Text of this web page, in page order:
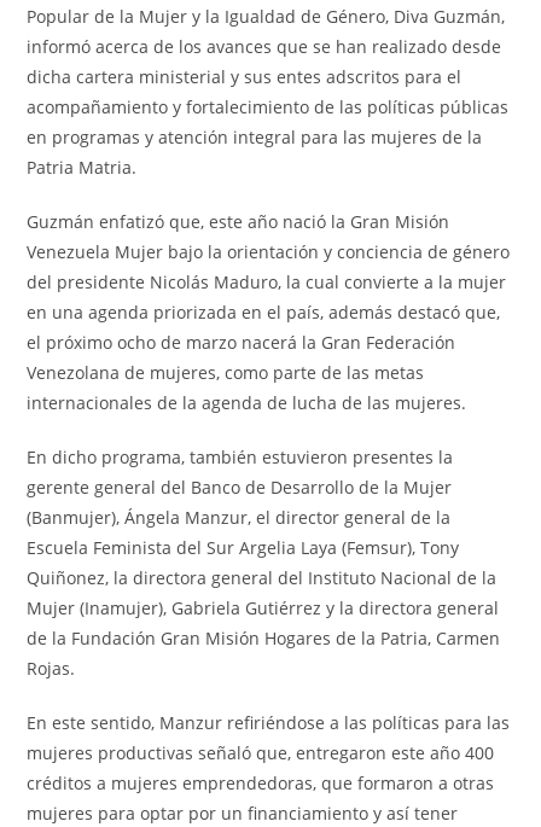
Popular de la Mujer y la Igualdad de Género, Diva Guzmán,
informó acerca de los avances que se han realizado desde
dicha cartera ministerial y sus entes adscritos para el
acompañamiento y fortalecimiento de las políticas públicas
en programas y atención integral para las mujeres de la
Patria Matria.
Guzmán enfatizó que, este año nació la Gran Misión
Venezuela Mujer bajo la orientación y conciencia de género
del presidente Nicolás Maduro, la cual convierte a la mujer
en una agenda priorizada en el país, además destacó que,
el próximo ocho de marzo nacerá la Gran Federación
Venezolana de mujeres, como parte de las metas
internacionales de la agenda de lucha de las mujeres.
En dicho programa, también estuvieron presentes la
gerente general del Banco de Desarrollo de la Mujer
(Banmujer), Ángela Manzur, el director general de la
Escuela Feminista del Sur Argelia Laya (Femsur), Tony
Quiñonez, la directora general del Instituto Nacional de la
Mujer (Inamujer), Gabriela Gutiérrez y la directora general
de la Fundación Gran Misión Hogares de la Patria, Carmen
Rojas.
En este sentido, Manzur refiriéndose a las políticas para las
mujeres productivas señaló que, entregaron este año 400
créditos a mujeres emprendedoras, que formaron a otras
mujeres para optar por un financiamiento y así tener